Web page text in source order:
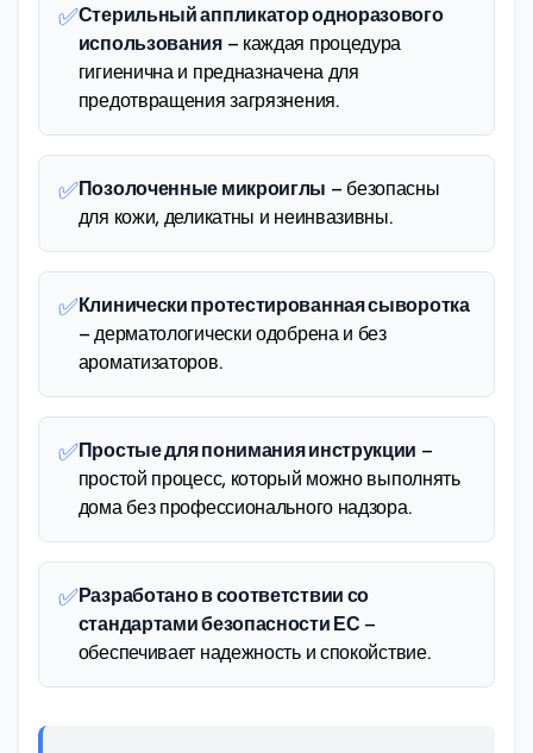
✅Стерильный аппликатор одноразового
использования– каждая процедура
гигиенична и предназначена для
предотвращения загрязнения.
✅Позолоченные микроиглы – безопасны
для кожи, деликатны и неинвазивны.
✅Клинически протестированная сыворотка
– дерматологически одобрена и без
ароматизаторов.
✅Простые для понимания инструкции –
простой процесс, который можно выполнять
дома без профессионального надзора.
✅Разработано в соответствии со
стандартами безопасности ЕС –
обеспечивает надежность и спокойствие.